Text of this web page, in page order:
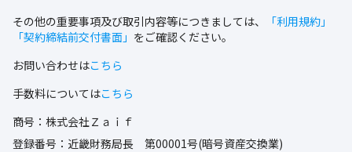
その他の重要事項及び取引内容等につきましては、
「利用規約」
「契約締結前交付書面」 をご確認ください。
お問い合わせはこちら
手数料についてはこちら
商号：株式会社Ｚａｉｆ
登録番号：近畿財務局長 第00001号(暗号資産交換業)